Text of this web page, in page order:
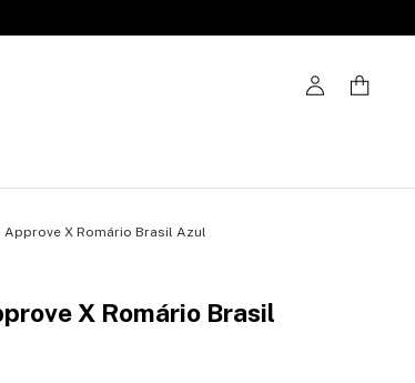
Approve X Romário Brasil Azul
X Romário Brasil